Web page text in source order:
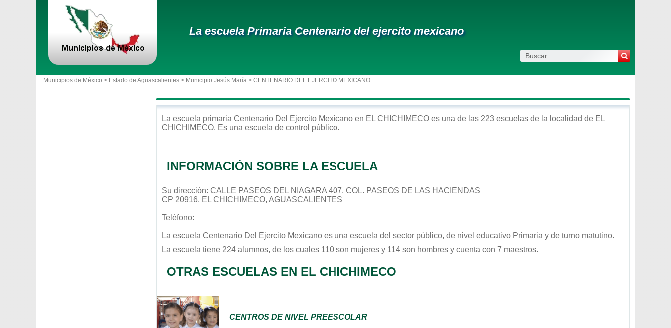
La escuela Primaria Centenario del ejercito mexicano
Municipios de México > Estado de Aguascalientes > Municipio Jesús María > CENTENARIO DEL EJERCITO MEXICANO
La escuela primaria Centenario Del Ejercito Mexicano en EL CHICHIMECO es una de las 223 escuelas de la localidad de EL
CHICHIMECO. Es una escuela de control público.
INFORMACIÓN SOBRE LA ESCUELA
Su dirección: CALLE PASEOS DEL NIAGARA 407, COL. PASEOS DE LAS HACIENDAS
CP 20916, EL CHICHIMECO, AGUASCALIENTES
Teléfono:
La escuela Centenario Del Ejercito Mexicano es una escuela del sector público, de nivel educativo Primaria y de turno matutino.
La escuela tiene 224 alumnos, de los cuales 110 son mujeres y 114 son hombres y cuenta con 7 maestros.
OTRAS ESCUELAS EN EL CHICHIMECO
CENTROS DE NIVEL PREESCOLAR